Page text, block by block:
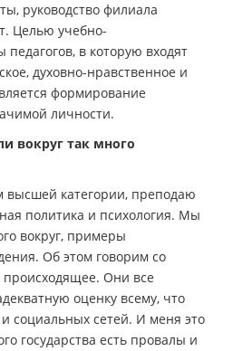
руководство филиала
Целью учебно-
педагогов, в которую входят
духовно-нравственное и
формирование
личности.
вокруг так много
высшей категории, преподаю
политика и психология. Мы
вокруг, примеры
Об этом говорим со
происходящее. Они все
оценку всему, что
социальных сетей. И меня это
государства есть провалы и